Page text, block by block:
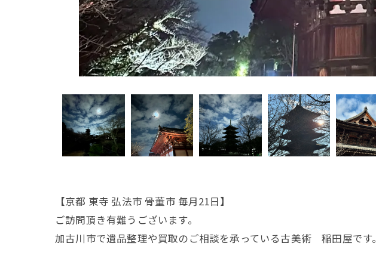
【京都 東寺 弘法市 骨董市 毎月21日】
ご訪問頂き有難うございます。
加古川市で遺品整理や買取のご相談を承っている古美術 稲田屋です。